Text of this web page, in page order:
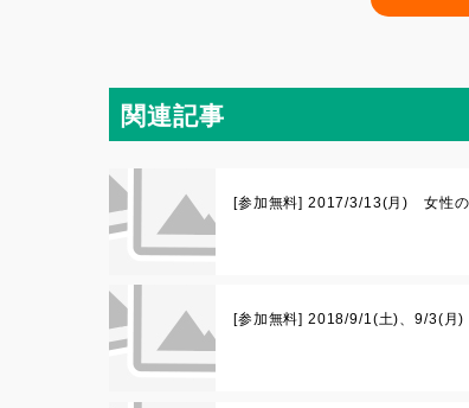
関連記事
[参加無料] 2017/3/13(月) 女性
[参加無料] 2018/9/1(土)、9/3(月